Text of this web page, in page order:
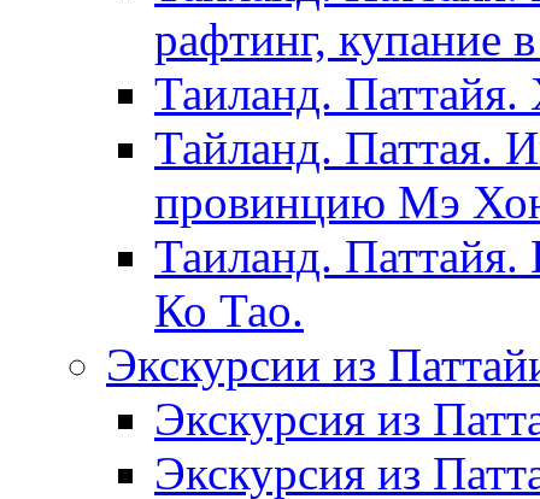
рафтинг, купание
Таиланд.
Тайланд. Паттая.
провинцию Мэ
Таиланд.
Ко Тао.
Экскурсии из
Экскурсия из
Экскурсия из